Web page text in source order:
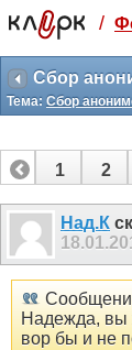
Святые
месяц
3 месяца
259 ₽
-10%
полгода
499 ₽
-15%
/
Сбор
Тема: Сбор
1 2
Над.К
Надежда, вы
вор бы и не